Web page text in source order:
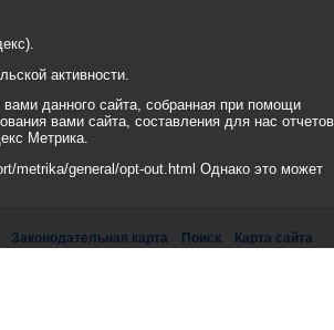
Законодательная карта Поиск Карта сайта
активности.
данного сайта, собранная при помощи
вами сайта, составления для нас
Метрика.
metrika/general/opt-out.html Однако это может